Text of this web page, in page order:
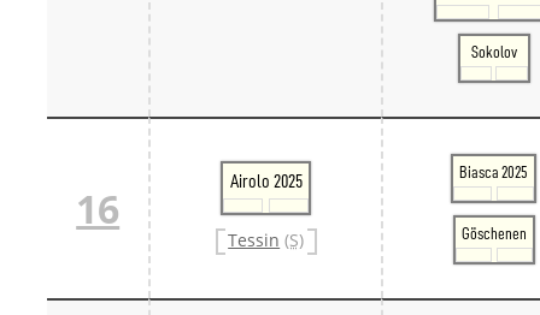
Sokolov
16
Airolo 2025
Tessin (S)
Biasca 2025
Göschenen